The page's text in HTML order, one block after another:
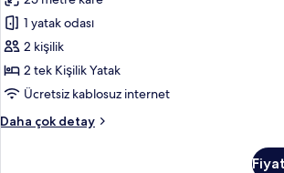
daha
detay
Ayrı
Yataklı
Oda,
2
Tek
Yatak
1 yatak odası
2 kişilik
2 tek Kişilik Yatak
Ücretsiz kablosuz internet
Daha çok detay
Classic